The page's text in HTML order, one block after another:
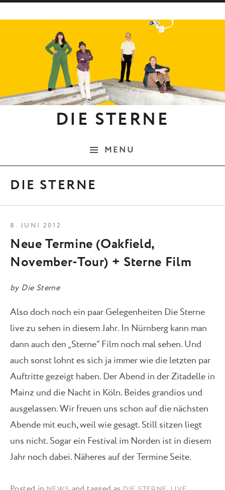
DIE STERNE
MENU
DIE STERNE
Neue Termine (Oakfield,
November-Tour) + Sterne Film
by Die Sterne
8. JUNI 2012
Also doch noch ein paar Gelegenheiten Die Sterne
live zu sehen in diesem Jahr. In Nürnberg kann man
dann auch den „Sterne“ Film noch mal sehen. Und
auch sonst lohnt es sich ja immer wie die letzten par
Auftritte gezeigt haben. Der Abend in der Zitadelle in
Mainz und die Nacht in Köln. Beides grandios und
ausgelassen. Wir freuen uns schon auf die nächsten
Abende mit euch, weil wie gesagt. Still sitzen liegt
uns nicht. Sogar ein Festival im Norden ist in diesem
Jahr noch dabei. Näheres auf der Termine Seite.